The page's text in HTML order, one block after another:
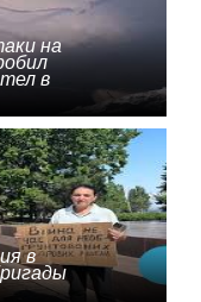
на
в
в